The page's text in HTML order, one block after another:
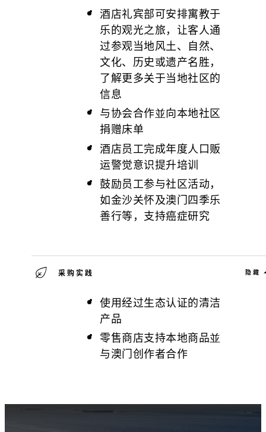
酒店礼宾部可安排寓教于
乐的观光之旅，让客人通
过参观当地风土、自然、
文化、历史或遗产名胜，
了解更多关于当地社区的
信息
与协会合作並向本地社区
捐赠床单
酒店员工完成年度人口贩
运警觉意识提升培训
鼓励员工参与社区活动，
如金沙关怀及澳门四季乐
善行等，支持癌症研究
采购实践 隐藏
使用经过生态认证的清洁
产品
零售商店支持本地商品並
与澳门创作者合作